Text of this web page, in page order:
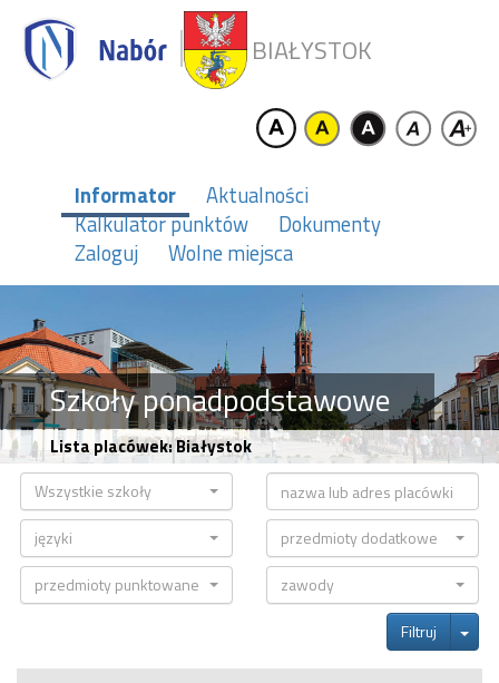
BIAŁYSTOK
Informator
Aktualności
Kalkulator punktów
Dokumenty
Zaloguj
Wolne miejsca
Szkoły ponadpodstawowe
Lista placówek: Białystok
Wszystkie szkoły
języki
przedmioty dodatkowe
przedmioty punktowane
zawody
Filtruj